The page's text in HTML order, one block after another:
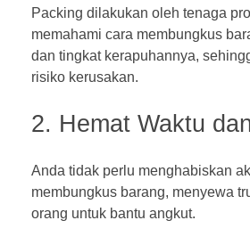
Packing dilakukan oleh tenaga
memahami cara membungkus
dan tingkat kerapuhannya,
risiko kerusakan.
2. Hemat Waktu
Anda tidak perlu menghabiskan
membungkus barang, menyewa
orang untuk bantu angkut.